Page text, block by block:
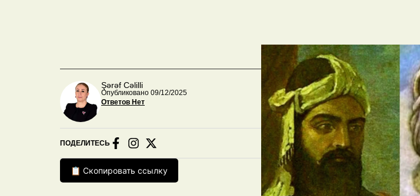
Şərəf Cəlilli
Опубликовано 09/12/2025
Ответов Нет
ПОДЕЛИТЕСЬ
📋 Скопировать ссылку